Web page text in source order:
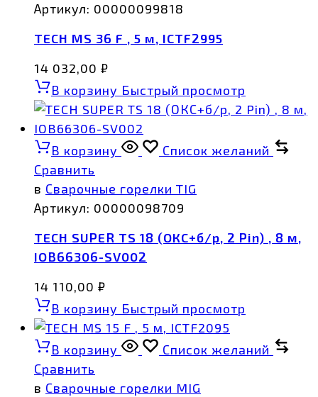
Артикул: 00000099818
TECH MS 36 F , 5 м, ICTF2995
14 032,00 ₽
В корзину Быстрый просмотр
В корзину
Список желаний
Сравнить
в Сварочные горелки TIG
Артикул: 00000098709
TECH SUPER TS 18 (ОКС+б/р, 2 Pin) , 8 м,
IOB66306-SV002
14 110,00 ₽
В корзину Быстрый просмотр
В корзину
Список желаний
Сравнить
в Сварочные горелки MIG